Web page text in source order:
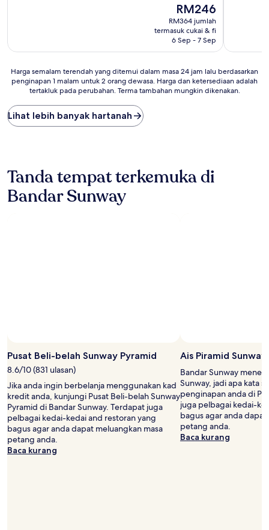
Harga
ialah
RM246
RM246
RM364 jumlah
termasuk cukai & fi
6 Sep - 7 Sep
ulasan)
Harga
semalam
terendah
yang
ditemui
dalam
lalu
berdasarkan
penginapan
1
tambahan
dikenakan.
Harga semalam terendah yang ditemui dalam masa 24 jam lalu berdasarkan
penginapan 1 malam untuk 2 orang dewasa. Harga dan ketersediaan adalah
tertakluk pada perubahan. Terma tambahan mungkin dikenakan.
Lihat lebih banyak hartanah
Tanda tempat terkemuka di
Bandar Sunway
Pusat Beli-belah Sunway Pyramid
8.6/10 (831 ulasan)
Jika anda ingin berbelanja menggunakan kad
kredit anda, kunjungi Pusat Beli-belah Sunway
Pyramid di Bandar Sunway. Terdapat juga
pelbagai kedai-kedai and restoran yang
bagus agar anda dapat meluangkan masa
petang anda.
Baca kurang
Ais Piramid Sunway
Bandar Sunway
Sunway, jadi apa kata
penginapan anda di
juga pelbagai kedai-
bagus agar anda
petang anda.
Baca kurang